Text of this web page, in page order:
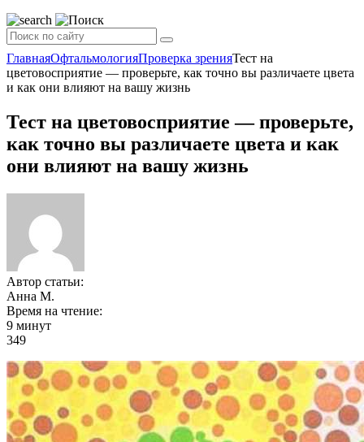
ГлавнаяОфтальмологияПроверка зренияТест на
цветовосприятие — проверьте, как точно вы различаете цвета
и как они влияют на вашу жизнь
Тест на цветовосприятие — проверьте,
как точно вы различаете цвета и как
они влияют на вашу жизнь
Автор статьи:
Анна М.
Время на чтение:
9 минут
349